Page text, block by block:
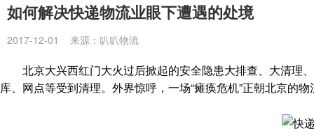
如何解决快递物流业眼下遭遇的处境
2017-12-01 来源：叭叭物流
北京大兴西红门大火过后掀起的安全隐患大排查、大清理
库、网点等受到清理。外界惊呼，一场“瘫痪危机”正朝北京的